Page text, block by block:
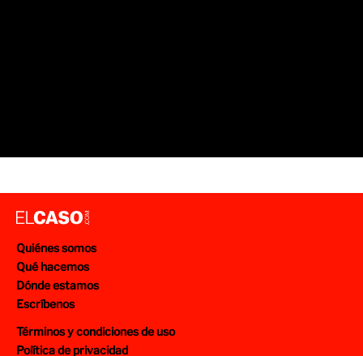
Quiénes somos
Qué hacemos
Dónde estamos
Escríbenos
Términos y condiciones de uso
Política de privacidad